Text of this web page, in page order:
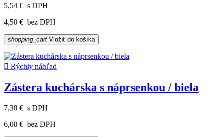
5,54 € s DPH
4,50 € bez DPH
shopping_cart Vložiť do košíka
 Rýchly náhľad
Zástera kuchárska s náprsenkou / biela
7,38 € s DPH
6,00 € bez DPH